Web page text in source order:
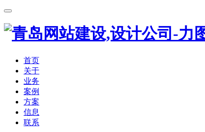
首页
关于
业务
案例
方案
信息
联系